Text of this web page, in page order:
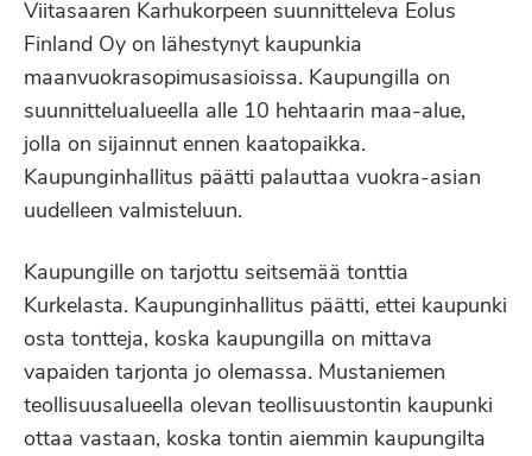
Viitasaaren Karhukorpeen suunnitteleva Eolus
Finland Oy on lähestynyt kaupunkia
maanvuokrasopimusasioissa. Kaupungilla on
suunnittelualueella alle 10 hehtaarin maa-alue,
jolla on sijainnut ennen kaatopaikka.
Kaupunginhallitus päätti palauttaa vuokra-asian
uudelleen valmisteluun.
Kaupungille on tarjottu seitsemää tonttia
Kurkelasta. Kaupunginhallitus päätti, ettei kaupunki
osta tontteja, koska kaupungilla on mittava
vapaiden tarjonta jo olemassa. Mustaniemen
teollisuusalueella olevan teollisuustontin kaupunki
ottaa vastaan, koska tontin aiemmin kaupungilta